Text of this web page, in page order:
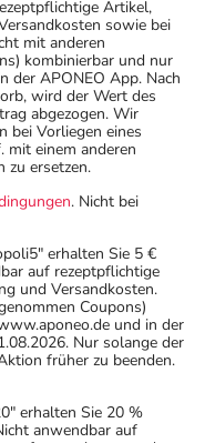
Artikel,
sowie bei
mit anderen
kombinierbar und nur
der APONEO App. Nach
wird der Wert des
abgezogen. Wir
bei Vorliegen eines
mit einem anderen
zu ersetzen.
. Nicht bei
erhalten Sie 5 €
auf rezeptpflichtige
und Versandkosten.
Coupons)
und in der
Nur solange der
früher zu beenden.
erhalten Sie 20 %
anwendbar auf